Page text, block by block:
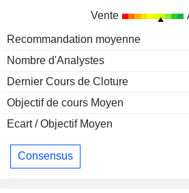
Vente
Recommandation moyenne
Nombre d'Analystes
Dernier Cours de Cloture
Objectif de cours Moyen
Ecart / Objectif Moyen
Consensus